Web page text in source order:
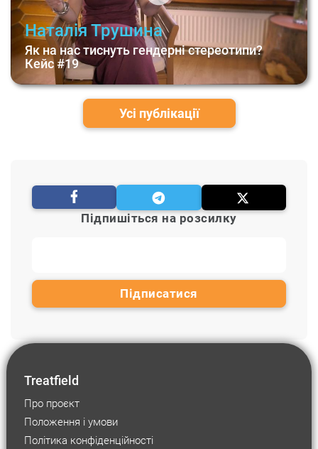
Наталія Трушина
Як на нас тиснуть гендерні стереотипи?
Кейс #19
Усі публікації
Підпишіться на розсилку
Treatfield
Про проєкт
Положення і умови
Політика конфіденційності